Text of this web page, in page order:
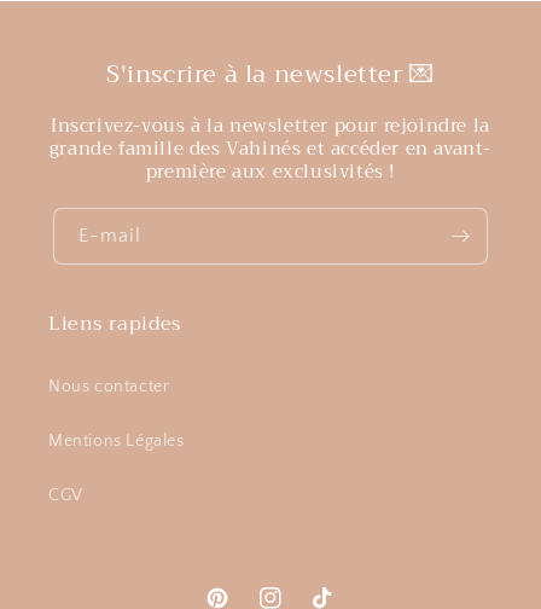
S'inscrire à la newsletter 💌
Inscrivez-vous à la newsletter pour rejoindre la
grande famille des Vahinés et accéder en avant-
première aux exclusivités !
E-mail
Liens rapides
Nous contacter
Mentions Légales
CGV